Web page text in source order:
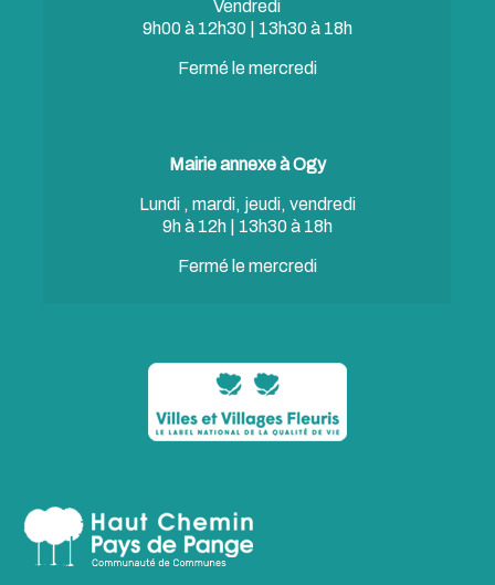
Vendredi
9h00 à 12h30 | 13h30 à 18h
Fermé le mercredi
Mairie annexe à Ogy
Lundi , mardi, jeudi, vendredi
9h à 12h | 13h30 à 18h
Fermé le mercredi